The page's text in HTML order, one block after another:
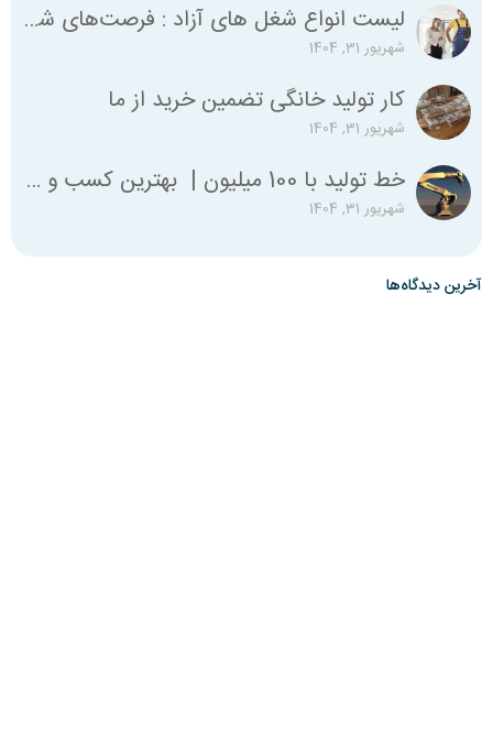
لیست انواع شغل‌ های آزاد : فرصت‌های شغلی متنوع برای همه
شهریور 31, 1404
کار تولید خانگی تضمین خرید از ما
شهریور 31, 1404
خط تولید با 100 میلیون | بهترین کسب و کار با صد میلیون
شهریور 31, 1404
آخرین دیدگاه‌ها